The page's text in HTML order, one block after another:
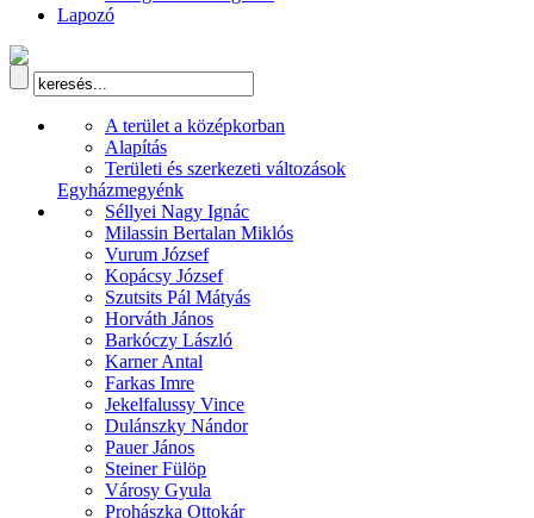
Lapozó
A terület a középkorban
Alapítás
Területi és szerkezeti változások
Egyházmegyénk
Séllyei Nagy Ignác
Milassin Bertalan Miklós
Vurum József
Kopácsy József
Szutsits Pál Mátyás
Horváth János
Barkóczy László
Karner Antal
Farkas Imre
Jekelfalussy Vince
Dulánszky Nándor
Pauer János
Steiner Fülöp
Városy Gyula
Prohászka Ottokár